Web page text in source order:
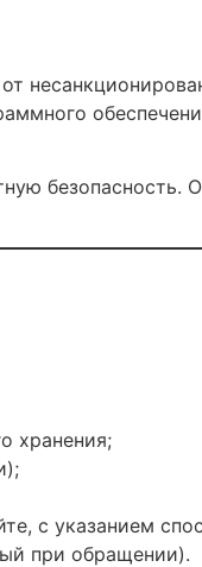
безопасность.
хранения;
с указанием
при обращении).